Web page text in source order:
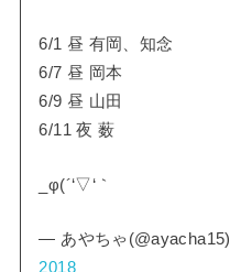
6/1 昼 有岡、知念
6/7 昼 岡本
6/9 昼 山田
6/11 夜 薮
_φ(´‘▽‘｀
— あやちゃ(@ayacha15)
2018